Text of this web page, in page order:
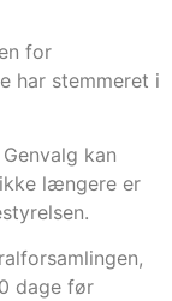
for
har stemmeret i
kan
længere er
dage før